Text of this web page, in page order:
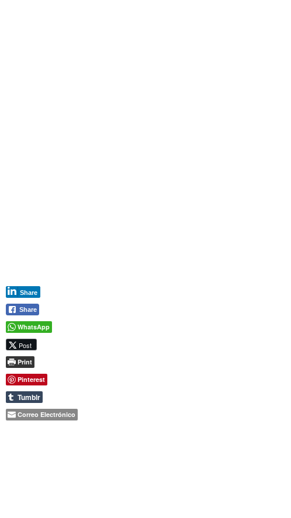
Share
Share
WhatsApp
Post
Print
Pinterest
Tumblr
Correo Electrónico